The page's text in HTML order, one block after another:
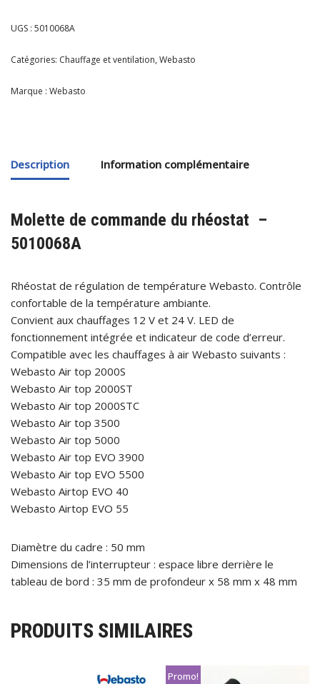
UGS : 5010068A
Catégories: Chauffage et ventilation,Webasto
Marque : Webasto
Description Information complémentaire
Molette de commande du rhéostat –
5010068A
Rhéostat de régulation de température Webasto. Contrôle
confortable de la température ambiante.
Convient aux chauffages 12 V et 24 V. LED de
fonctionnement intégrée et indicateur de code d’erreur.
Compatible avec les chauffages à air Webasto suivants :
Webasto Air top 2000S
Webasto Air top 2000ST
Webasto Air top 2000STC
Webasto Air top 3500
Webasto Air top 5000
Webasto Air top EVO 3900
Webasto Air top EVO 5500
Webasto Airtop EVO 40
Webasto Airtop EVO 55
Diamètre du cadre : 50 mm
Dimensions de l’interrupteur : espace libre derrière le
tableau de bord : 35 mm de profondeur x 58 mm x 48 mm
PRODUITS SIMILAIRES
Promo!